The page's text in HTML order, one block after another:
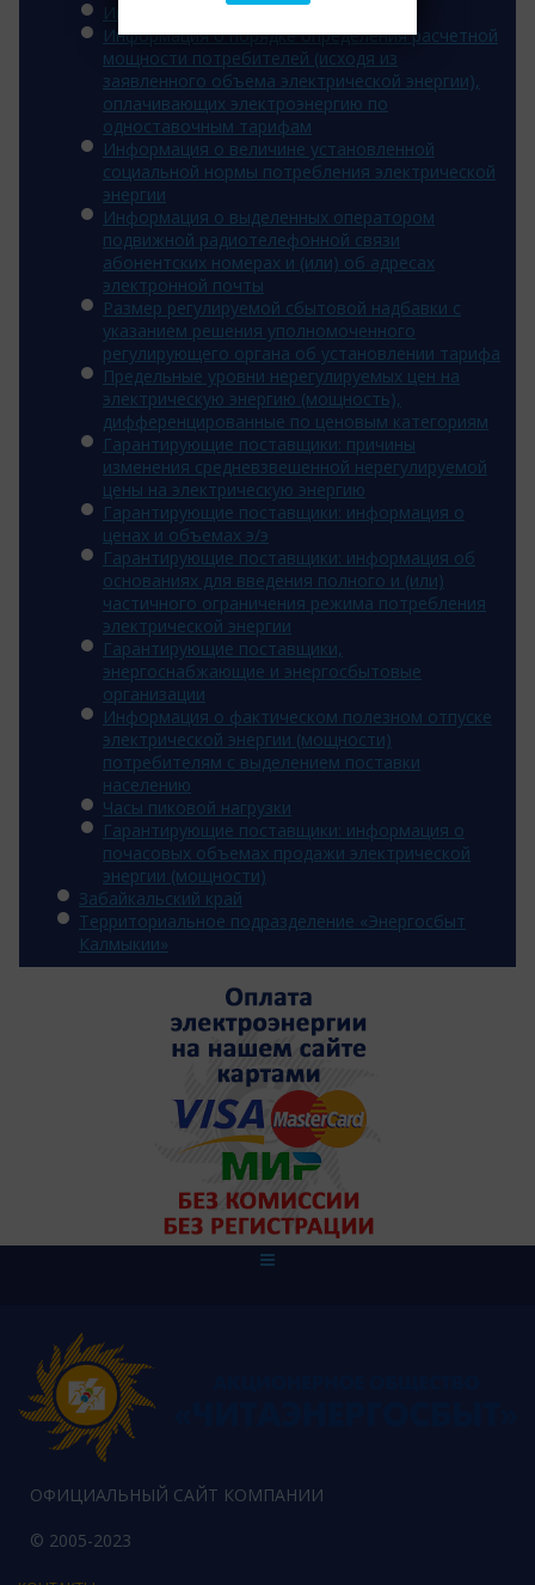
Инвестиционная программа
Информация о порядке определения расчетной
мощности потребителей (исходя из
заявленного объема электрической энергии),
оплачивающих электроэнергию по
одноставочным тарифам
Информация о величине установленной
социальной нормы потребления электрической
энергии
Информация о выделенных оператором
подвижной радиотелефонной связи
абонентских номерах и (или) об адресах
электронной почты
Размер регулируемой сбытовой надбавки с
указанием решения уполномоченного
регулирующего органа об установлении тарифа
Предельные уровни нерегулируемых цен на
электрическую энергию (мощность),
дифференцированные по ценовым категориям
Гарантирующие поставщики: причины
изменения средневзвешенной нерегулируемой
цены на электрическую энергию
Гарантирующие поставщики: информация о
ценах и объемах э/э
Гарантирующие поставщики: информация об
основаниях для введения полного и (или)
частичного ограничения режима потребления
электрической энергии
Гарантирующие поставщики,
энергоснабжающие и энергосбытовые
организации
Информация о фактическом полезном отпуске
электрической энергии (мощности)
потребителям с выделением поставки
населению
Часы пиковой нагрузки
Гарантирующие поставщики: информация о
почасовых объемах продажи электрической
энергии (мощности)
Забайкальский край
Территориальное подразделение «Энергосбыт
Калмыкии»
ОФИЦИАЛЬНЫЙ САЙТ КОМПАНИИ
© 2005-2023